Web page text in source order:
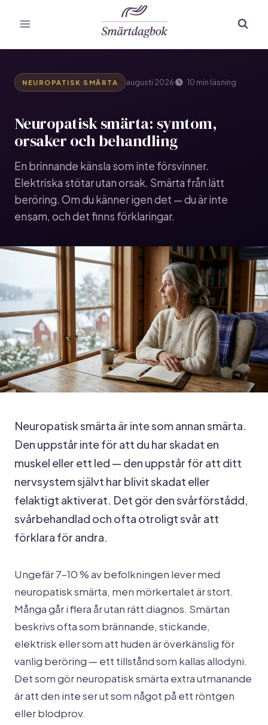
NEUROPATISK SMÄRTA augusti 2026 10 min läsning
Neuropatisk smärta: symtom,
orsaker och behandling
En brinnande känsla som inte försvinner.
Elektriska stötar utan orsak. Smärta från lätt
beröring. Om du känner igen det — du är inte
ensam, och det finns förklaringar.
Neuropatisk smärta är inte som annan smärta.
Den uppstår inte för att du har skadat en
muskel eller ett led — den uppstår för att ditt
nervsystem självt har blivit skadat eller
felaktigt aktiverat. Det gör den svårförstådd,
svårbehandlad och ofta otroligt svår att
förklara för andra.
Ungefär 7–10 % av befolkningen lever med
neuropatisk smärta, men mörkertalet är stort.
Många går i flera år utan rätt diagnos. Smärtan
beskrivs ofta som brännande, stickande,
elektrisk eller som att huden är överkänslig för
vanlig beröring — ett tillstånd som kallas allodyni.
Det som gör neuropatisk smärta extra utmanande
är att den inte ser ut som något på ett röntgen
eller blodprov.